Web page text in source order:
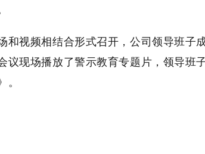
视频相结合形式召开，公司领导班子
议现场播放了警示教育专题片，领导班
。